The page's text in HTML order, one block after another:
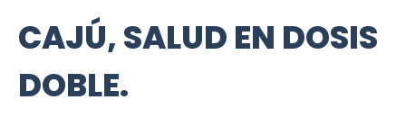
CAJÚ, SALUD EN DOSIS
DOBLE.